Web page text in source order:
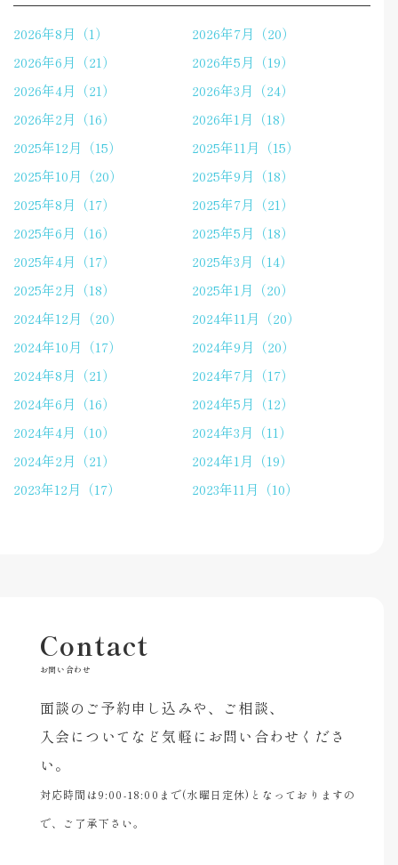
2026年8月（1）
2026年7月（20）
2026年6月（21）
2026年5月（19）
2026年4月（21）
2026年3月（24）
2026年2月（16）
2026年1月（18）
2025年12月（15）
2025年11月（15）
2025年10月（20）
2025年9月（18）
2025年8月（17）
2025年7月（21）
2025年6月（16）
2025年5月（18）
2025年4月（17）
2025年3月（14）
2025年2月（18）
2025年1月（20）
2024年12月（20）
2024年11月（20）
2024年10月（17）
2024年9月（20）
2024年8月（21）
2024年7月（17）
2024年6月（16）
2024年5月（12）
2024年4月（10）
2024年3月（11）
2024年2月（21）
2024年1月（19）
2023年12月（17）
2023年11月（10）
Contact
お問い合わせ
面談のご予約申し込みや、ご相談、
入会についてなど気軽にお問い合わせくださ
い。
対応時間は9:00-18:00まで(水曜日定休)となっておりますの
で、ご了承下さい。